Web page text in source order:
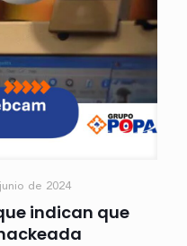
de 2024
indican que